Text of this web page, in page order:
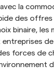
la
des offres
binaire, les
forces de